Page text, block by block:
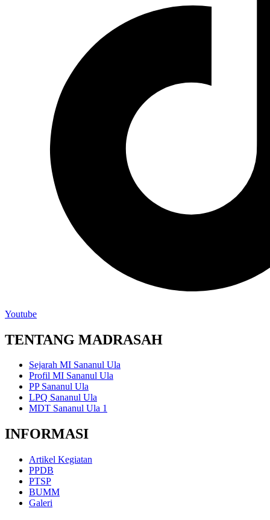
Youtube
TENTANG MADRASAH
Sejarah MI Sananul Ula
Profil MI Sananul Ula
PP Sananul Ula
LPQ Sananul Ula
MDT Sananul Ula 1
INFORMASI
Artikel Kegiatan
PPDB
PTSP
BUMM
Galeri